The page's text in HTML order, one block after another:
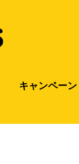
キャンペーン